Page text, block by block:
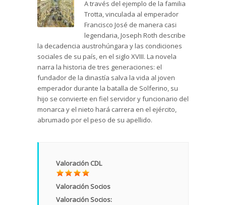
A través del ejemplo de la familia
Trotta, vinculada al emperador
Francisco José de manera casi
legendaria, Joseph Roth describe
la decadencia austrohúngara y las condiciones
sociales de su país, en el siglo XVIII. La novela
narra la historia de tres generaciones: el
fundador de la dinastía salva la vida al joven
emperador durante la batalla de Solferino, su
hijo se convierte en fiel servidor y funcionario del
monarca y el nieto hará carrera en el ejército,
abrumado por el peso de su apellido.
Valoración CDL
Valoración Socios
Valoración Socios: